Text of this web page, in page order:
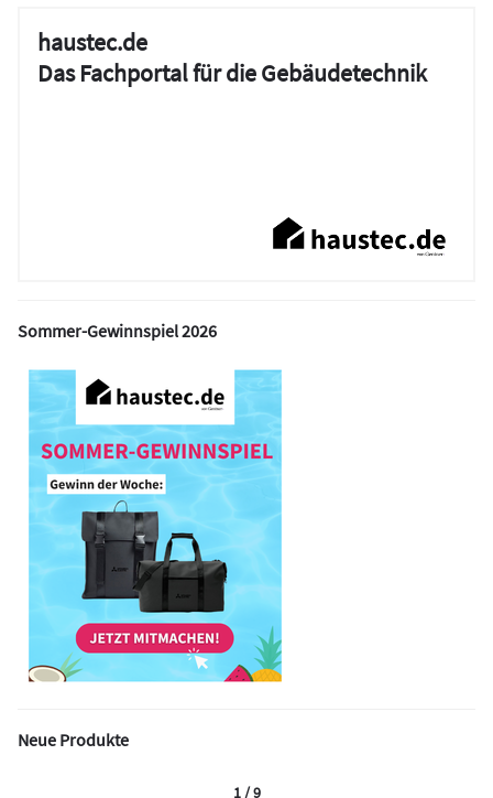
haustec.de
Das Fachportal für die Gebäudetechnik
Sommer-Gewinnspiel 2026
Neue Produkte
1 / 9